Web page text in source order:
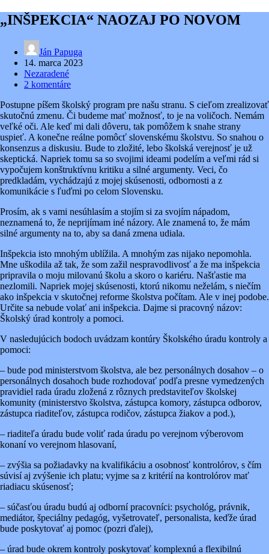
„INŠPEKCIA“ NAOZAJ PO NOVOM
Ján Papuga
14. marca 2023
Nezaradené
2 komentáre
Postupne píšem školský program pre našu stranu. S cieľom zrealizovať
skutočnú zmenu. Či budeme mať možnosť, to je na voličoch. Nemám
veľké oči. Ale keď mi dali dôveru, tak pomôžem k snahe strany
uspieť. A konečne reálne pomôcť slovenskému školstvu. So snahou o
konsenzus a diskusiu. Bude to zložité, lebo školská verejnosť je už
skeptická. Napriek tomu sa so svojimi ideami podelím a veľmi rád si
vypočujem konštruktívnu kritiku a silné argumenty. Veci, čo
predkladám, vychádzajú z mojej skúsenosti, odbornosti a z
komunikácie s ľuďmi po celom Slovensku.
Prosím, ak s vami nesúhlasím a stojím si za svojím nápadom,
neznamená to, že neprijímam iné názory. Ale znamená to, že mám
silné argumenty na to, aby sa daná zmena udiala.
Inšpekcia isto mnohým ublížila. A mnohým zas nijako nepomohla.
Mne uškodila až tak, že som zažil nespravodlivosť a že ma inšpekcia
pripravila o moju milovanú školu a skoro o kariéru. Našťastie ma
nezlomili. Napriek mojej skúsenosti, ktorú nikomu neželám, s niečím
ako inšpekcia v skutočnej reforme školstva počítam. Ale v inej podobe.
Určite sa nebude volať ani inšpekcia. Dajme si pracovný názov:
Školský úrad kontroly a pomoci.
V nasledujúcich bodoch uvádzam kontúry Školského úradu kontroly a
pomoci:
– bude pod ministerstvom školstva, ale bez personálnych dosahov – o
personálnych dosahoch bude rozhodovať podľa presne vymedzených
pravidiel rada úradu zložená z rôznych predstaviteľov školskej
komunity (ministerstvo školstva, zástupca komory, zástupca odborov,
zástupca riaditeľov, zástupca rodičov, zástupca žiakov a pod.),
– riaditeľa úradu bude voliť rada úradu po verejnom výberovom
konaní vo verejnom hlasovaní,
– zvýšia sa požiadavky na kvalifikáciu a osobnosť kontrolórov, s čím
súvisí aj zvýšenie ich platu; vyjme sa z kritérií na kontrolórov mať
riadiacu skúsenosť;
– súčasťou úradu budú aj odborní pracovníci: psychológ, právnik,
mediátor, špeciálny pedagóg, vyšetrovateľ, personalista, keďže úrad
bude poskytovať aj pomoc (pozri ďalej),
– úrad bude okrem kontroly poskytovať komplexnú a flexibilnú